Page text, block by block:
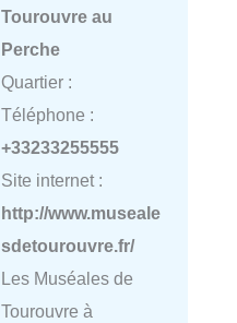
Tourouvre au
Perche
Quartier :
Téléphone :
+33233255555
Site internet :
http://www.museale
sdetourouvre.fr/
Les Muséales de
Tourouvre à